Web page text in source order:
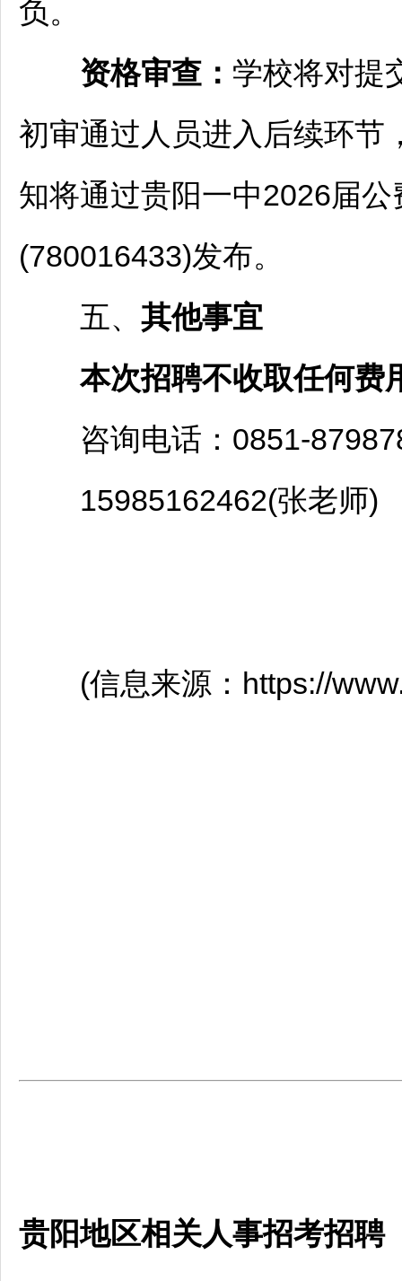
负。
资格审查： 学校将对提
初审通过人员进入后续环节
知将通过贵阳一中2026届公
(780016433)发布。
五、 其他事宜
本次招聘不收取任何费
咨询电话：0851-
15985162462(张老师)
(信息来源：https://
贵阳地区相关人事招考招聘